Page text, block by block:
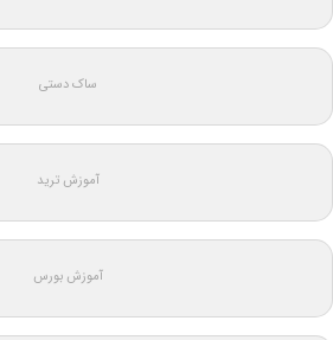
ساک دستی
آموزش ترید
آموزش بورس